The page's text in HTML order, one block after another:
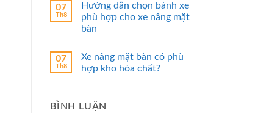
07
Th8
Hướng dẫn chọn bánh xe
phù hợp cho xe nâng mặt
bàn
07
Th8
Xe nâng mặt bàn có phù
hợp kho hóa chất?
BÌNH LUẬN